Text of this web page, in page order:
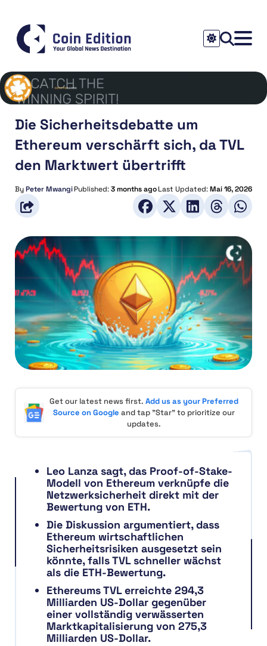
Die Sicherheitsdebatte um
Ethereum verschärft sich, da TVL
den Marktwert übertrifft
ByPeter MwangiPublished:3 months agoLast Updated:Mai 16, 2026
Get our latest news first. Add us as your Preferred
Source on Google and tap "Star" to prioritize our
updates.
Leo Lanza sagt, das Proof-of-Stake-
Modell von Ethereum verknüpfe die
Netzwerksicherheit direkt mit der
Bewertung von ETH.
Die Diskussion argumentiert, dass
Ethereum wirtschaftlichen
Sicherheitsrisiken ausgesetzt sein
könnte, falls TVL schneller wächst
als die ETH-Bewertung.
Ethereums TVL erreichte 294,3
Milliarden US-Dollar gegenüber
einer vollständig verwässerten
Marktkapitalisierung von 275,3
Milliarden US-Dollar.